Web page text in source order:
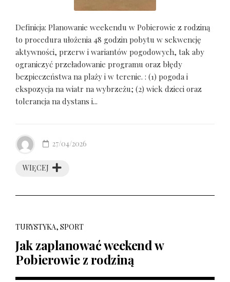
Definicja: Planowanie weekendu w Pobierowie z rodziną
to procedura ułożenia 48 godzin pobytu w sekwencję
aktywności, przerw i wariantów pogodowych, tak aby
ograniczyć przeładowanie programu oraz błędy
bezpieczeństwa na plaży i w terenie. : (1) pogoda i
ekspozycja na wiatr na wybrzeżu; (2) wiek dzieci oraz
tolerancja na dystans i...
WIĘCEJ
27/04/2026
TURYSTYKA, SPORT
Jak zaplanować weekend w
Pobierowie z rodziną